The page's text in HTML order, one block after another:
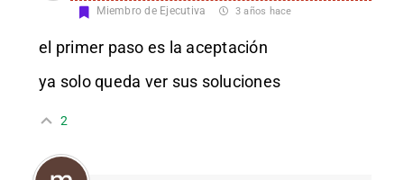
Miembro de Ejecutiva 3 años hace
el primer paso es la aceptación
ya solo queda ver sus soluciones
2